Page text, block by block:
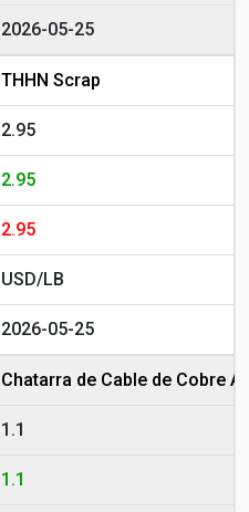
2026-05-25
THHN Scrap
2.95
2.95
2.95
USD/LB
2026-05-25
Chatarra de Cable de Cobre
1.1
1.1